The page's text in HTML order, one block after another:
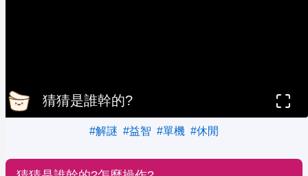
猜猜是誰幹的?
#解謎 #益智 #單機 #休閒